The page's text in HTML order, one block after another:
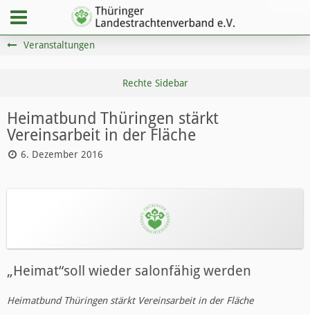
Veranstaltungen
Heimatbund Thüringen stärkt
Vereinsarbeit in der Fläche
6. Dezember 2016
„Heimat“soll wieder salonfähig werden
Heimatbund Thüringen stärkt Vereinsarbeit in der Fläche